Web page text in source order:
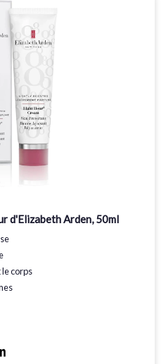
d'Elizabeth Arden, 50ml
le corps